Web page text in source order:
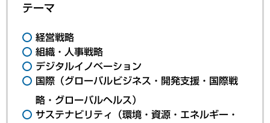
テーマ
経営戦略
組織・人事戦略
デジタルイノベーション
国際（グローバルビジネス・開発支援・国際戦
略・グローバルヘルス）
サステナビリティ（環境・資源・エネルギー・